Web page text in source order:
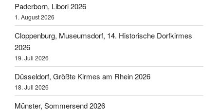
Paderborn, Libori 2026
1. August 2026
Cloppenburg, Museumsdorf, 14. Historische Dorfkirmes
2026
19. Juli 2026
Düsseldorf, Größte Kirmes am Rhein 2026
18. Juli 2026
Münster, Sommersend 2026